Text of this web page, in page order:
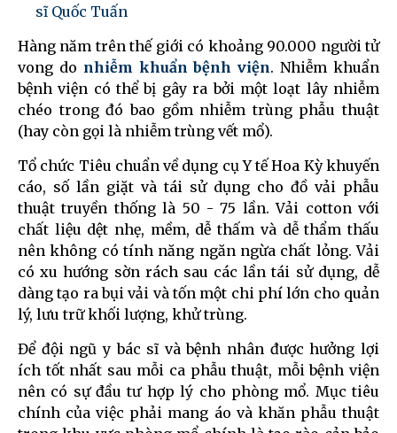
sĩ Quốc Tuấn
Hàng năm trên thế giới có khoảng 90.000 người tử
vong do nhiễm khuẩn bệnh viện. Nhiễm khuẩn
bệnh viện có thể bị gây ra bởi một loạt lây nhiễm
chéo trong đó bao gồm nhiễm trùng phẫu thuật
(hay còn gọi là nhiễm trùng vết mổ).
Tổ chức Tiêu chuẩn về dụng cụ Y tế Hoa Kỳ khuyến
cáo, số lần giặt và tái sử dụng cho đồ vải phẫu
thuật truyền thống là 50 - 75 lần. Vải cotton với
chất liệu dệt nhẹ, mềm, dễ thấm và dễ thẩm thấu
nên không có tính năng ngăn ngừa chất lỏng. Vải
có xu hướng sờn rách sau các lần tái sử dụng, dễ
dàng tạo ra bụi vải và tốn một chi phí lớn cho quản
lý, lưu trữ khối lượng, khử trùng.
Để đội ngũ y bác sĩ và bệnh nhân được hưởng lợi
ích tốt nhất sau mỗi ca phẫu thuật, mỗi bệnh viện
nên có sự đầu tư hợp lý cho phòng mổ. Mục tiêu
chính của việc phải mang áo và khăn phẫu thuật